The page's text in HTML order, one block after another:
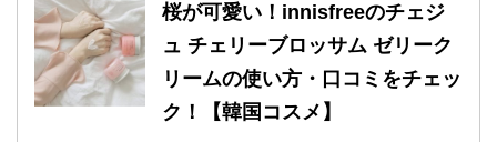
桜が可愛い！innisfreeのチェジ
ュ チェリーブロッサム ゼリーク
リームの使い方・口コミをチェッ
ク！【韓国コスメ】